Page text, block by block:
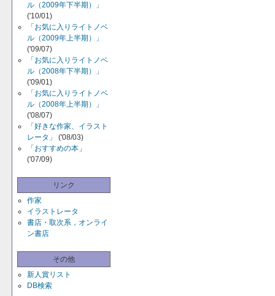
ル（2009年下半期）」
('10/01)
「お気に入りライトノベ
ル（2009年上半期）」
('09/07)
「お気に入りライトノベ
ル（2008年下半期）」
('09/01)
「お気に入りライトノベ
ル（2008年上半期）」
('08/07)
「好きな作家、イラスト
レータ」
('08/03)
「おすすめの本」
('07/09)
リンク
作家
イラストレータ
書店・取次系，オンライ
ン書店
その他
新人賞リスト
DB検索